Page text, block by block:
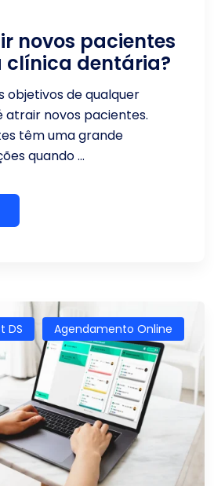
novos pacientes
clínica dentária?
objetivos de qualquer
novos pacientes.
têm uma grande
quando ...
DS Agendamento Online